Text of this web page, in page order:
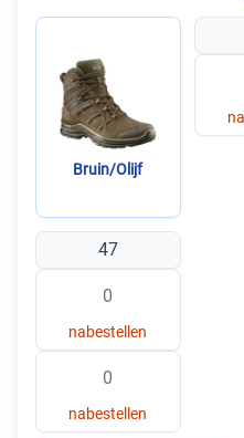
Bruin/Olijf
47
nabestellen
nabestellen